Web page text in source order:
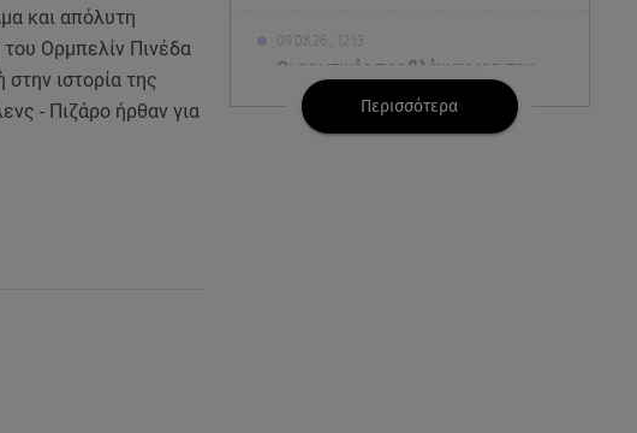
09.08.26 , 12:13
Οι ερωτικές προβλέψεις για την
εβδομάδα 10/08/2026 -
16/08/2026
Περισσότερα
και απόλυτη
Ορμπελίν Πινέδα
ιστορία της
- Πιζάρο ήρθαν για